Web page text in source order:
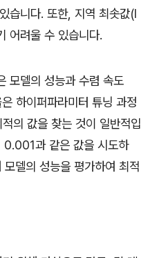
습니다. 또한, 지역 최솟값(l
려울 수 있습니다.
모델의 성능과 수렴 속도
하이퍼파라미터 튜닝 과정
의 값을 찾는 것이 일반적입
0.001과 같은 값을 시도하
델의 성능을 평가하여 최적